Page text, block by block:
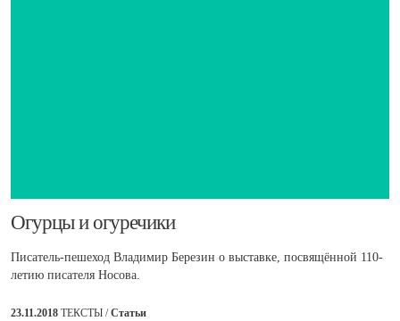
​Огурцы и огуречики
Писатель-пешеход Владимир Березин о выставке, посвящённой 110-
летию писателя Носова.
23.11.2018 ТЕКСТЫ /Статьи